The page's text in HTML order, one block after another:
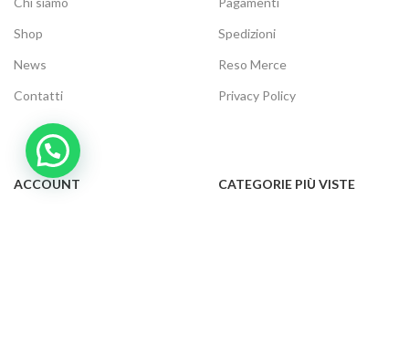
Shop
News
Contatti
Spedizioni
Reso Merce
Privacy Policy
ACCOUNT
CATEGORIE PIÙ VISTE